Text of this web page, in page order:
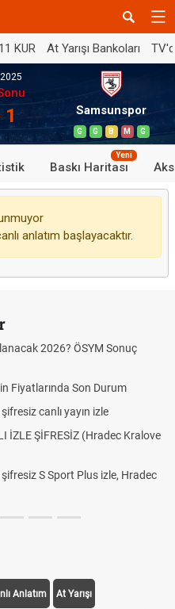
KUR At Yarışı Bankoları
Samsunspor
G G B M G
Baskı Haritası
Yeni
anlatım başlayacaktır.
2026? ÖSYM Sonuç
Fiyatlarında Son Durum
canlı yayın izle
İZLE ŞİFRESİZ (Hradec Kralove
S Sport Plus izle, Hradec
Anlatım At Yarışı